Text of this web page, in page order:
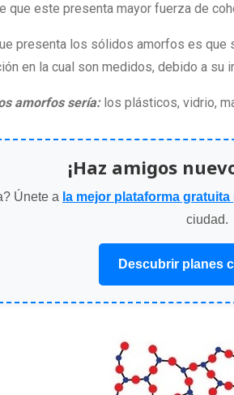
que este presenta mayor fuerza de
presenta los sólidos amorfos es
en la cual son medidos, debido a su
amorfos sería: los plásticos, vidrio,
¡Haz amigos
Únete a la mejor plataforma
ciudad.
Descubrir planes